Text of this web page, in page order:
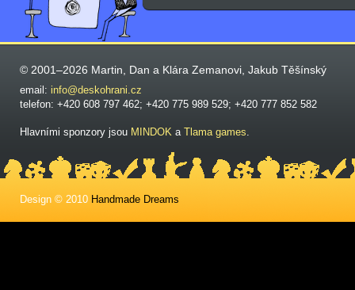
© 2001–2026 Martin, Dan a Klára Zemanovi, Jakub Těšínský
email: info@deskohrani.cz
telefon: +420 608 797 462; +420 775 989 529; +420 777 852 582
Hlavními sponzory jsou MINDOK a Tlama games.
Design © 2010 Handmade Dreams